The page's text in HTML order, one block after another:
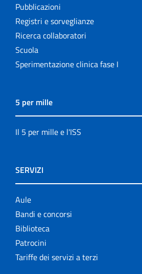
Pubblicazioni
Registri e sorveglianze
Ricerca collaboratori
Scuola
Sperimentazione clinica fase I
5 per mille
Il 5 per mille e l'ISS
SERVIZI
Aule
Bandi e concorsi
Biblioteca
Patrocini
Tariffe dei servizi a terzi